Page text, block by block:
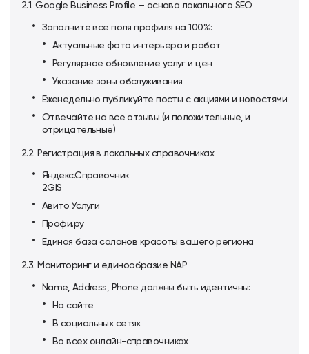
2.1. Google Business Profile — основа локального SEO
Заполните все поля профиля на 100%:
Актуальные фото интерьера и работ
Регулярное обновление услуг и цен
Указание зоны обслуживания
Еженедельно публикуйте посты с акциями и новостями
Отвечайте на все отзывы (и положительные, и
отрицательные)
2.2. Регистрация в локальных справочниках
Яндекс.Справочник
2GIS
Авито Услуги
Профи.ру
Единая база салонов красоты вашего региона
2.3. Мониторинг и единообразие NAP
Name, Address, Phone должны быть идентичны:
На сайте
В социальных сетях
Во всех онлайн-справочниках